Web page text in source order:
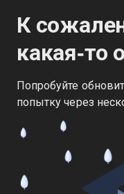
К
какая‑то
Попробуйте
попытку через